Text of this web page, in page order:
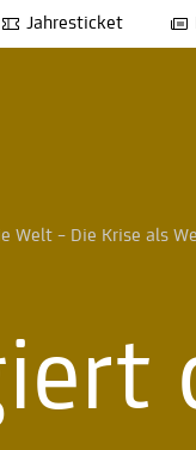
Jahresticket
Welt – Die Krise als